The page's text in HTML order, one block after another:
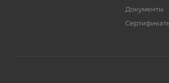
Документы